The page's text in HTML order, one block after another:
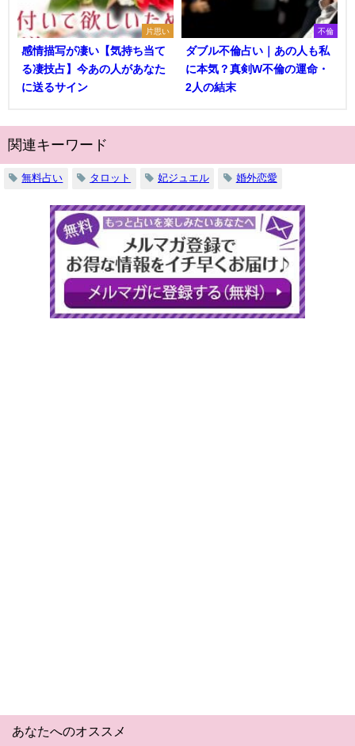
片思い
感情描写が凄い【気持ち当て
る凄技占】今あの人があなた
に送るサイン
不倫
ダブル不倫占い｜あの人も私
に本気？真剣W不倫の運命・
2人の結末
関連キーワード
無料占い タロット 妃ジュエル 婚外恋愛
あなたへのオススメ